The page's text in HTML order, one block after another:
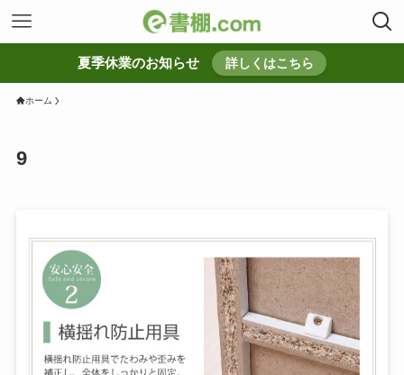
夏季休業のお知らせ 詳しくはこちら
ホーム
9